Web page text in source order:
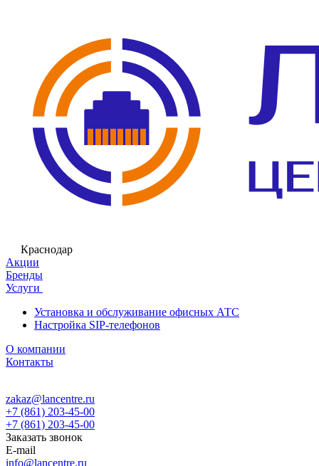
Краснодар
Акции
Бренды
Услуги
Установка и обслуживание офисных АТС
Настройка SIP-телефонов
О компании
Контакты
zakaz@lancentre.ru
+7 (861) 203-45-00
+7 (861) 203-45-00
Заказать звонок
E-mail
info@lancentre.ru